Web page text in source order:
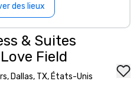
des lieux
& Suites
Field
Dallas, TX, États-Unis